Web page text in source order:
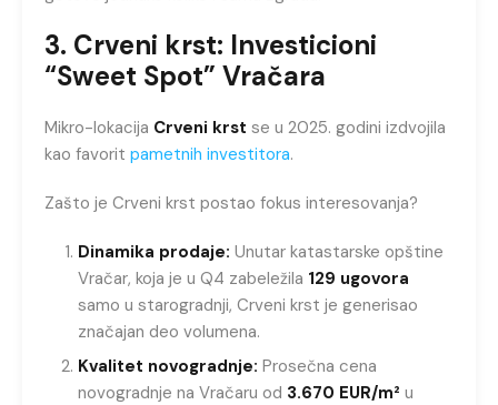
3. Crveni krst: Investicioni
“Sweet Spot” Vračara
Mikro-lokacija Crveni krst se u 2025. godini izdvojila
kao favorit pametnih investitora.
Zašto je Crveni krst postao fokus interesovanja?
Dinamika prodaje: Unutar katastarske opštine
Vračar, koja je u Q4 zabeležila 129 ugovora
samo u starogradnji, Crveni krst je generisao
značajan deo volumena.
Kvalitet novogradnje: Prosečna cena
novogradnje na Vračaru od 3.670 EUR/m² u